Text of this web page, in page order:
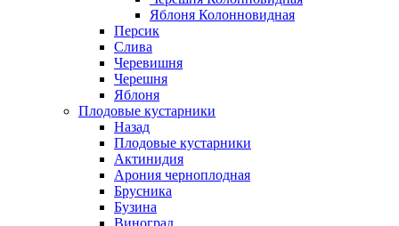
Яблоня Колонновидная
Персик
Слива
Черевишня
Черешня
Яблоня
Плодовые кустарники
Назад
Плодовые кустарники
Актинидия
Арония черноплодная
Брусника
Бузина
Виноград